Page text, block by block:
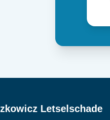
Letselschade